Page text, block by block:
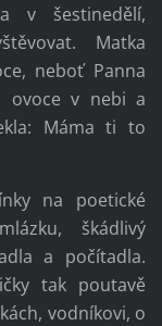
v šestinedělí,
Matka
neboť Panna
ovoce v nebi a
Máma ti to
na poetické
škádlivý
a počítadla.
tak poutavě
vodníkovi, o